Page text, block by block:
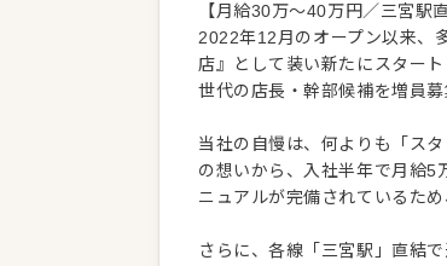
【月給30万〜40万円／三宮駅
2022年12月のオープン以来、
店』として装い新たにスター
世代の店長・幹部候補を増員募
当社の自慢は、何よりも「ス
の想いから、入社半年で月給5
ニュアルが完備されているた
さらに、各線「三宮駅」直結